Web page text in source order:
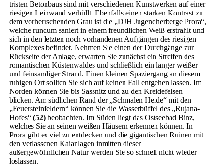
tristen Betonbaus sind mit verschiedenen Kunstwerken auf einer
riesigen Leinwand verhüllt. Ebenfalls einen starken Kontrast zu
dem vorherrschenden Grau ist die „DJH Jugendherberge Prora“,
welche rundum saniert in einem freundlichen Weiß erstrahlt und
sich in den letzten noch vorhandenen Aufgängen des riesigen
Komplexes befindet. Nehmen Sie einen der Durchgänge zur
Rückseite der Anlage, erwarten Sie zunächst ein Streifen des
romantischen Küstenwaldes und schließlich ein langer weißer
und feinsandiger Strand. Einen kleinen Spaziergang an diesem
ruhigen Ort sollten Sie sich auf keinen Fall entgehen lassen. Im
Norden können Sie bis Sassnitz und zu den Kreidefelsen
blicken. Am südlichen Rand der „Schmalen Heide“ mit den
„Feuersteinfeldern“ können Sie die Wasserbüffel des „Rujana-
Hofes“ (52) beobachten. Im Süden liegt das Ostseebad Binz,
welches Sie an seinen weißen Häusern erkennen können. In
Prora gibt es viel zu entdecken und die gigantischen Ruinen mit
den verlassenen Kaianlagen inmitten dieser
außergewöhnlichen Natur werden Sie so schnell nicht wieder
loslassen.